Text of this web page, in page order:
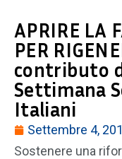
APRIRE LA
PER
contributo
Settimana
Italiani
Settembre 4,
Sostenere una